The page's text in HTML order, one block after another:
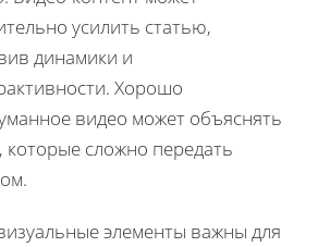
усилить статью,
динамики и
Хорошо
видео может объяснять
которые сложно передать
элементы важны для